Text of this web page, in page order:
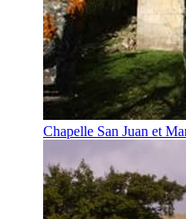
Chapelle San Juan et